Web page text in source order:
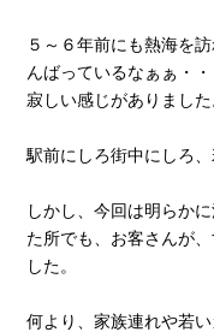
５～６年前にも熱海を
んばっているなぁぁ・
寂しい感じがありました
駅前にしろ街中にしろ
しかし、今回は明らか
た所でも、お客さんが
した。
何より、家族連れや若